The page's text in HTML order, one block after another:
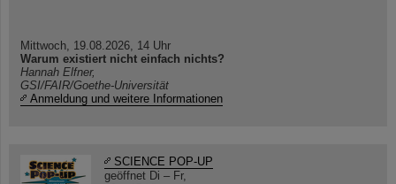
Mittwoch, 19.08.2026, 14 Uhr
Warum existiert nicht einfach nichts?
Hannah Elfner,
GSI/FAIR/Goethe-Universität
Anmeldung und weitere Informationen
SCIENCE POP-UP
geöffnet Di – Fr,